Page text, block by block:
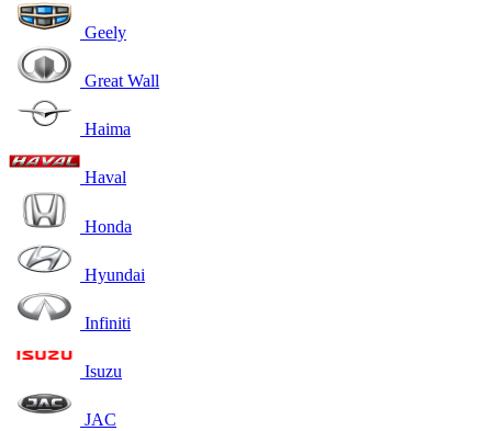
Geely
Great Wall
Haima
Haval
Honda
Hyundai
Infiniti
Isuzu
JAC